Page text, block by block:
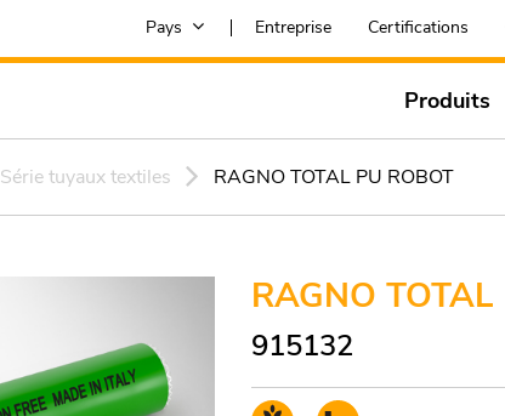
Pays Entreprise Certifications
Produits
Série tuyaux textiles RAGNO TOTAL PU ROBOT
RAGNO
915132